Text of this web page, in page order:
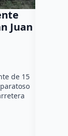
Juan
de 15